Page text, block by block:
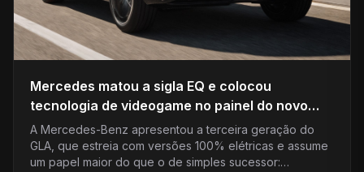
Mercedes matou a sigla EQ e colocou
tecnologia de videogame no painel do novo
GLA; entenda a virada
A Mercedes-Benz apresentou a terceira geração do
GLA, que estreia com versões 100% elétricas e assume
um papel maior do que o de simples sucessor:…